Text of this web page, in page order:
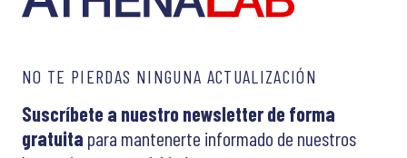
NO TE PIERDAS NINGUNA ACTUALIZACIÓN
Suscríbete a nuestro newsletter de forma
gratuita para mantenerte informado de nuestros